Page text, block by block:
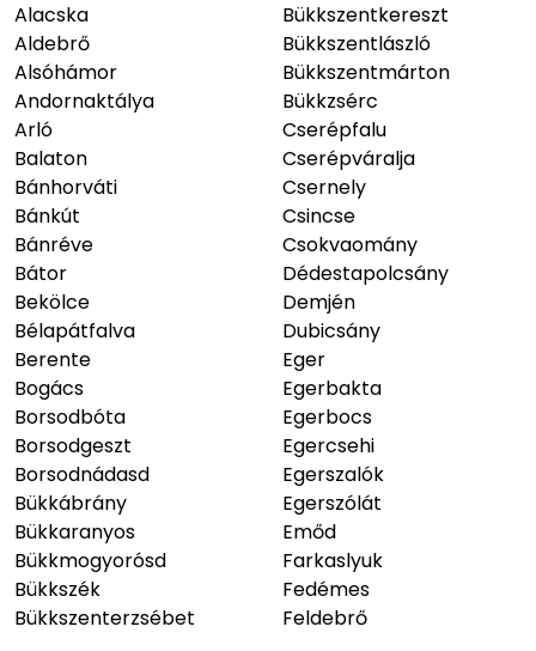
Alacska
Aldebrő
Alsóhámor
Andornaktálya
Arló
Balaton
Bánhorváti
Bánkút
Bánréve
Bátor
Bekölce
Bélapátfalva
Berente
Bogács
Borsodbóta
Borsodgeszt
Borsodnádasd
Bükkábrány
Bükkaranyos
Bükkmogyorósd
Bükkszék
Bükkszenterzsébet
Bükkszentkereszt
Bükkszentlászló
Bükkszentmárton
Bükkzsérc
Cserépfalu
Cserépváralja
Csernely
Csincse
Csokvaomány
Dédestapolcsány
Demjén
Dubicsány
Eger
Egerbakta
Egerbocs
Egercsehi
Egerszalók
Egerszólát
Emőd
Farkaslyuk
Fedémes
Feldebrő